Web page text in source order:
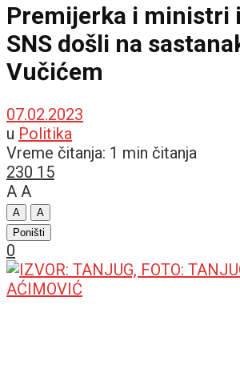
Premijerka i ministri
SNS došli na
Vučićem
07.02.2023
u Politika
Vreme čitanja: 1 min čitanja
230 15
A A
A
A
Poništi
0